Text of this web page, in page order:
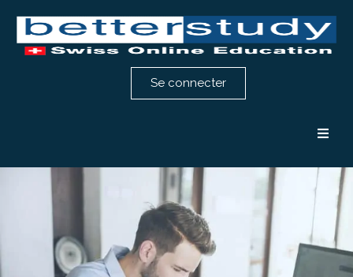
Formation comptabilité
Notre méthode
Se connecter